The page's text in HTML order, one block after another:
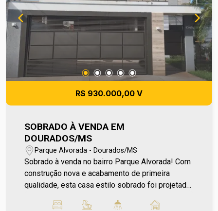
R$ 930.000,00 V
SOBRADO À VENDA EM
DOURADOS/MS
Parque Alvorada - Dourados/MS
Sobrado à venda no bairro Parque Alvorada! Com
construção nova e acabamento de primeira
qualidade, esta casa estilo sobrado foi projetada
aproveitamento dos espaços. Um projeto